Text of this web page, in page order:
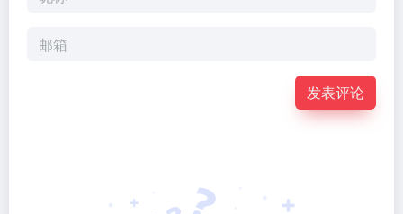
发表评论